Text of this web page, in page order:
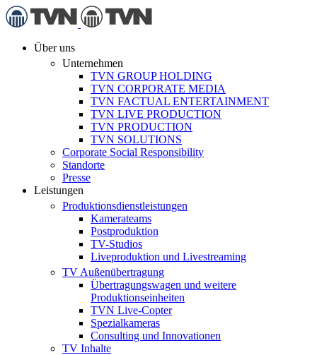
Über uns
Unternehmen
TVN GROUP HOLDING
TVN CORPORATE MEDIA
TVN FACTUAL ENTERTAINMENT
TVN LIVE PRODUCTION
TVN PRODUCTION
TVN SOLUTIONS
Corporate Social Responsibility
Standorte
Presse
Leistungen
Produktionsdienstleistungen
Kamerateams
Postproduktion
TV-Studios
Liveproduktion und Livestreaming
TV Außenübertragung
Übertragungswagen und weitere
Produktionseinheiten
TVN Live-Copter
Spezialkameras
Consulting und Innovationen
TV Inhalte